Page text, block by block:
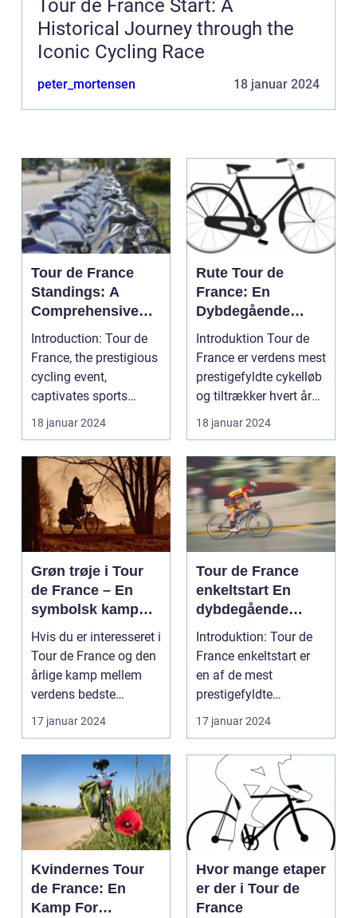
Tour de France Start: A
Historical Journey through the
Iconic Cycling Race
peter_mortensen 18 januar 2024
Tour de France
Standings: A
Comprehensive
Guide for Cycling
Enthusiasts
Introduction: Tour de
France, the prestigious
cycling event,
captivates sports
enthusiasts worldwid...
18 januar 2024
Rute Tour de
France: En
Dybdegående
Gennemgang af
Den Mest
Prestigefyldte
Cykelløbsrute i
Verden
Introduktion Tour de
France er verdens mest
prestigefyldte cykelløb
og tiltrækker hvert år
millioner...
18 januar 2024
Grøn trøje i Tour
de France – En
symbolsk kamp
om point
Hvis du er interesseret i
Tour de France og den
årlige kamp mellem
verdens bedste
cykelryttere, har ...
17 januar 2024
Tour de France
enkeltstart En
dybdegående
analyse af den
ultimative test af
rytteres
individuelle
formåen
Introduktion: Tour de
France enkeltstart er
en af de mest
prestigefyldte
discipliner inden for
prof...
17 januar 2024
Kvindernes Tour
de France: En
Kamp For
Hvor mange etaper
er der i Tour de
France